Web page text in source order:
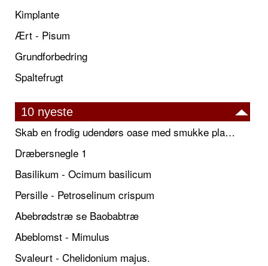
Kimplante
Ært - Pisum
Grundforbedring
Spaltefrugt
10 nyeste
Skab en frodig udendørs oase med smukke plantekrukker og elegante espalier
Dræbersnegle 1
Basilikum - Ocimum basilicum
Persille - Petroselinum crispum
Abebrødstræ se Baobabtræ
Abeblomst - Mimulus
Svaleurt - Chelidonium majus.